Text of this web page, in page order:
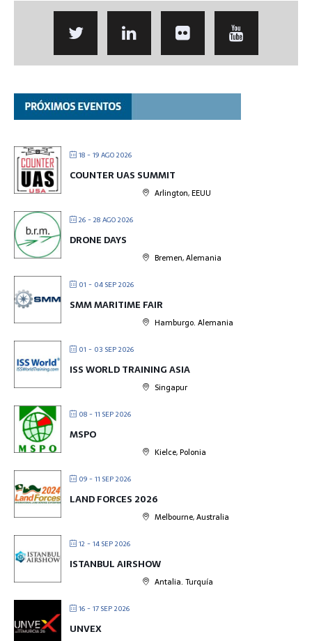
18 - 19 AGO 2026
COUNTER UAS SUMMIT
Arlington, EEUU
26 - 28 AGO 2026
DRONE DAYS
Bremen, Alemania
01 - 04 SEP 2026
SMM MARITIME FAIR
Hamburgo. Alemania
01 - 03 SEP 2026
ISS WORLD TRAINING ASIA
Singapur
08 - 11 SEP 2026
MSPO
Kielce, Polonia
09 - 11 SEP 2026
LAND FORCES 2026
Melbourne, Australia
12 - 14 SEP 2026
ISTANBUL AIRSHOW
Antalia. Turquía
16 - 17 SEP 2026
UNVEX